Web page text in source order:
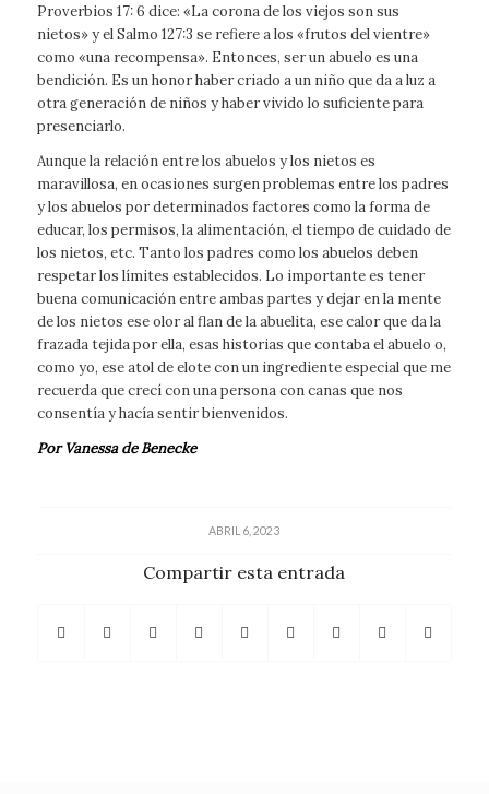
Proverbios 17: 6 dice: «La corona de los viejos son sus
nietos» y el Salmo 127:3 se refiere a los «frutos del vientre»
como «una recompensa». Entonces, ser un abuelo es una
bendición. Es un honor haber criado a un niño que da a luz a
otra generación de niños y haber vivido lo suficiente para
presenciarlo.
Aunque la relación entre los abuelos y los nietos es
maravillosa, en ocasiones surgen problemas entre los padres
y los abuelos por determinados factores como la forma de
educar, los permisos, la alimentación, el tiempo de cuidado de
los nietos, etc. Tanto los padres como los abuelos deben
respetar los límites establecidos. Lo importante es tener
buena comunicación entre ambas partes y dejar en la mente
de los nietos ese olor al flan de la abuelita, ese calor que da la
frazada tejida por ella, esas historias que contaba el abuelo o,
como yo, ese atol de elote con un ingrediente especial que me
recuerda que crecí con una persona con canas que nos
consentía y hacía sentir bienvenidos.
Por Vanessa de Benecke
ABRIL 6, 2023
Compartir esta entrada